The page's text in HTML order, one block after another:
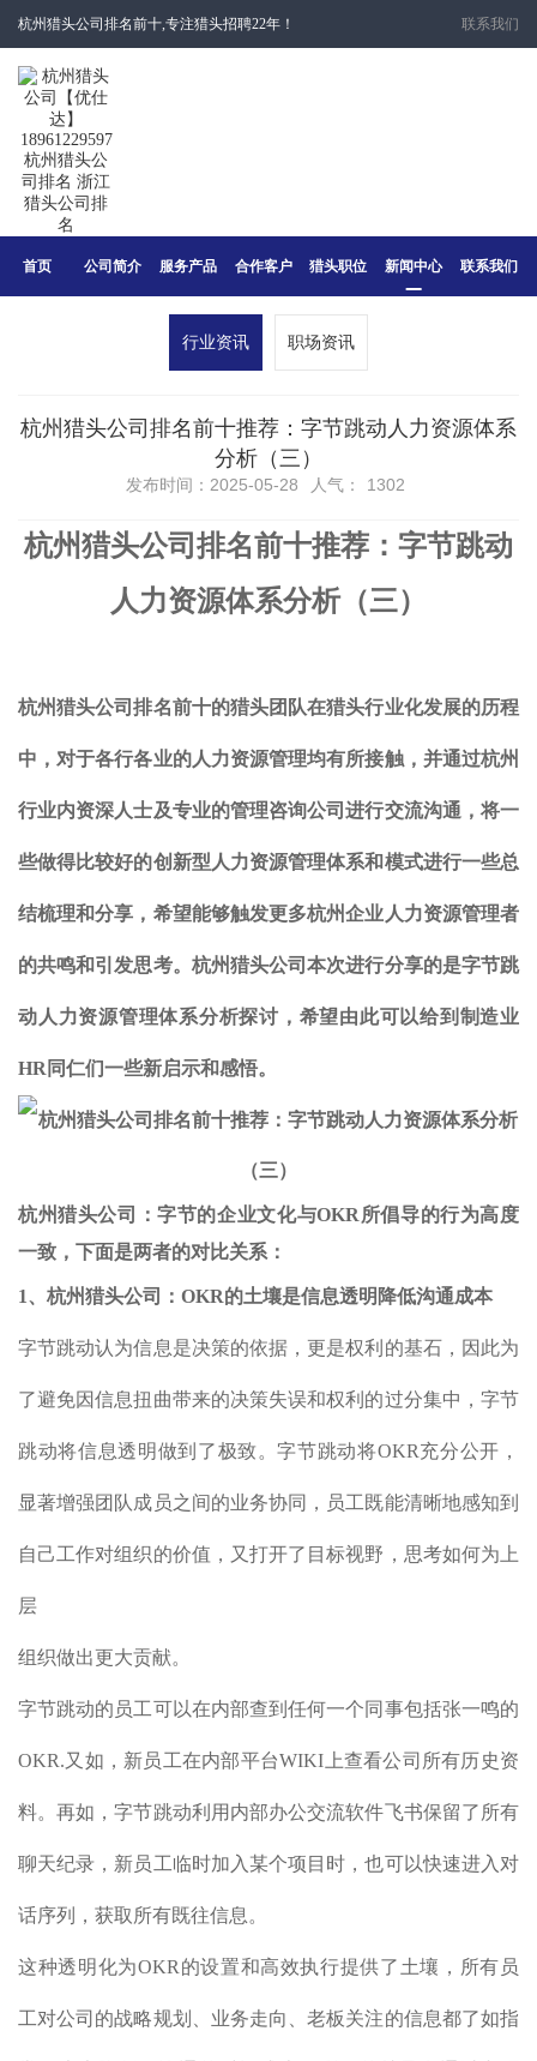
杭州猎头公司排名前十,专注猎头招聘22年！ 联系我们
首页 公司简介 服务产品 合作客户 猎头职位 新闻中心 联系我们
行业资讯 职场资讯
杭州猎头公司排名前十推荐：字节跳动人力资源体系
分析（三）
发布时间：2025-05-28 人气： 1302
杭州猎头公司排名前十推荐： 字节跳动
人力资源体系分析（三）
杭州猎头公司排名前十的猎头团队在猎头行业化发展的历程
中，对于各行各业的人力资源管理均有所接触，并通过杭州
行业内资深人士及专业的管理咨询公司进行交流沟通，将一
些做得比较好的创新型人力资源管理体系和模式进行一些总
结梳理和分享，希望能够触发更多杭州企业人力资源管理者
的共鸣和引发思考。杭州猎头公司本次进行分享的是字节跳
动人力资源管理体系分析探讨，希望由此可以给到制造业
HR同仁们一些新启示和感悟。
杭州猎头公司：字节的企业文化与OKR所倡导的行为高度
一致，下面是两者的对比关系：
1、杭州猎头公司：OKR的土壤是信息透明降低沟通成本
字节跳动认为信息是决策的依据，更是权利的基石，因此为
了避免因信息扭曲带来的决策失误和权利的过分集中，字节
跳动将信息透明做到了极致。字节跳动将OKR充分公开，
显著增强团队成员之间的业务协同，员工既能清晰地感知到
自己工作对组织的价值，又打开了目标视野，思考如何为上
层
组织做出更大贡献。
字节跳动的员工可以在内部查到任何一个同事包括张一鸣的
OKR.又如，新员工在内部平台WIKI上查看公司所有历史资
料。再如，字节跳动利用内部办公交流软件飞书保留了所有
聊天纪录，新员工临时加入某个项目时，也可以快速进入对
话序列，获取所有既往信息。
这种透明化为OKR的设置和高效执行提供了土壤，所有员
工对公司的战略规划、业务走向、老板关注的信息都了如指